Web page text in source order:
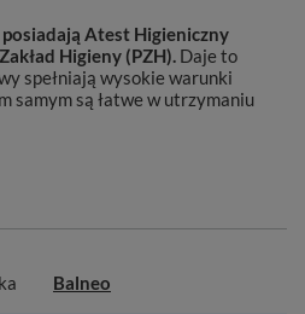
Atest Higieniczny
Higieny (PZH). Daje to
spełniają wysokie warunki
samym są łatwe w utrzymaniu
Balneo